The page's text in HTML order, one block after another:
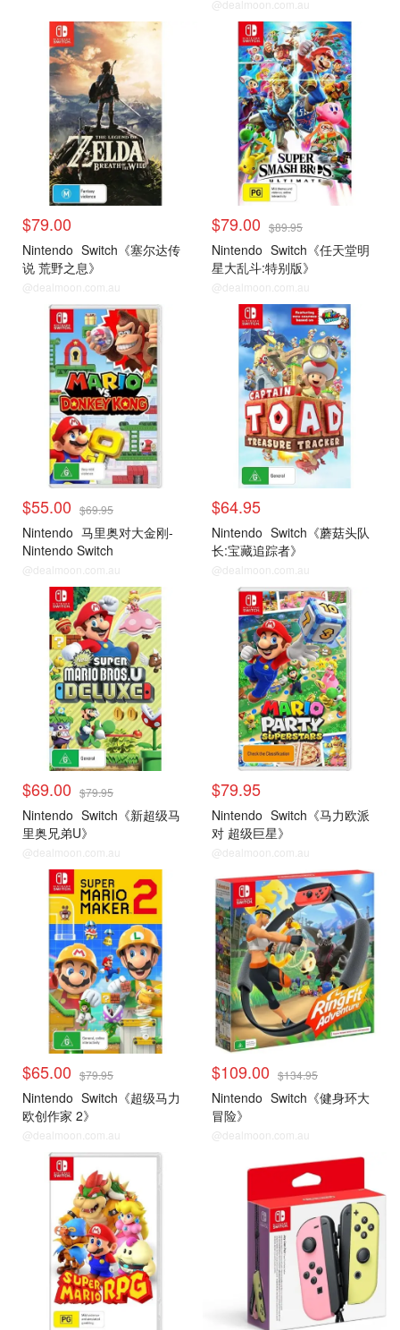
@dealmoon.com.au
Switch热门游戏
$79.00
Nintendo Switch《塞尔达传
说 荒野之息》
@dealmoon.com.au
Switch热门游戏
$79.00 $89.95
Nintendo Switch《任天堂明
星大乱斗:特别版》
@dealmoon.com.au
Switch热门游戏
$55.00 $69.95
Nintendo 马里奥对大金刚-
Nintendo Switch
@dealmoon.com.au
Switch热门游戏
$64.95
Nintendo Switch《蘑菇头队
长:宝藏追踪者》
@dealmoon.com.au
Switch热门游戏
$69.00 $79.95
Nintendo Switch《新超级马
里奥兄弟U》
@dealmoon.com.au
Switch热门游戏
$79.95
Nintendo Switch《马力欧派
对 超级巨星》
@dealmoon.com.au
Switch热门游戏
$65.00 $79.95
Nintendo Switch《超级马力
欧创作家 2》
@dealmoon.com.au
Switch热门游戏
$109.00 $134.95
Nintendo Switch《健身环大
冒险》
@dealmoon.com.au
Switch热门游戏 Switch 手柄